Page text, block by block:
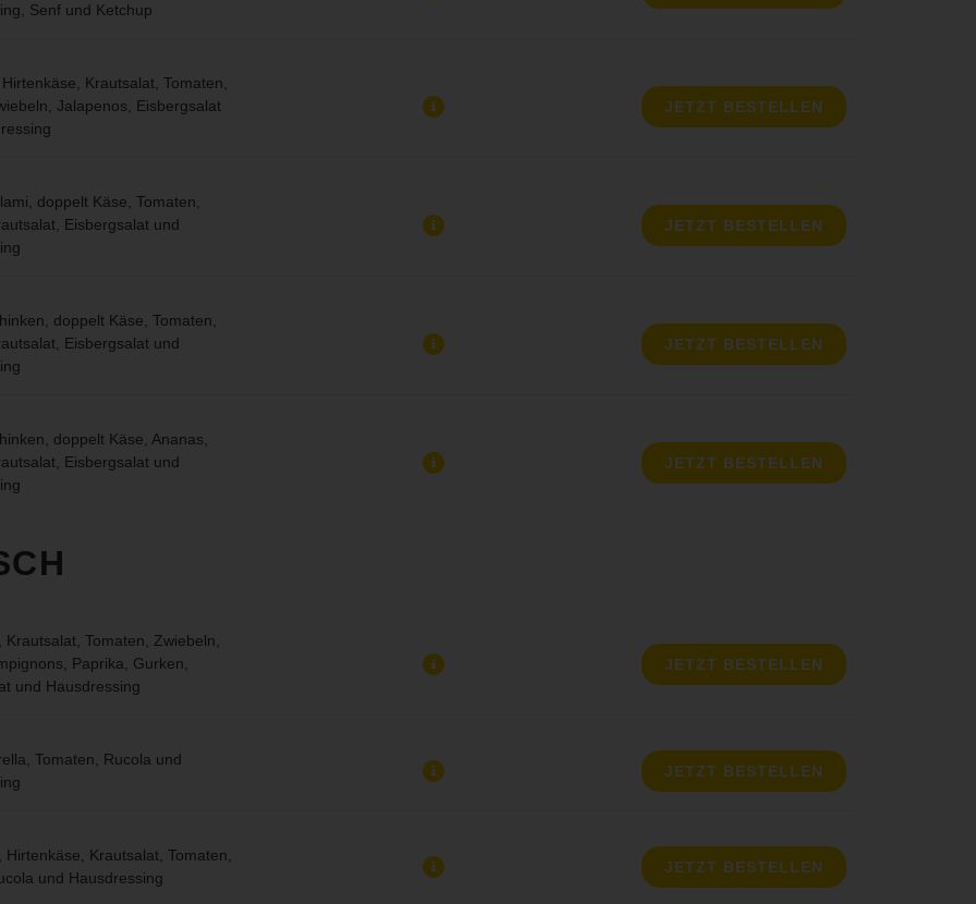
Senf und Ketchup
Krautsalat, Tomaten,
Jalapenos, Eisbergsalat
JETZT BESTELLEN
doppelt Käse, Tomaten,
Eisbergsalat und
JETZT BESTELLEN
doppelt Käse, Tomaten,
Eisbergsalat und
JETZT BESTELLEN
doppelt Käse, Ananas,
Eisbergsalat und
JETZT BESTELLEN
Krautsalat, Tomaten, Zwiebeln,
Paprika, Gurken,
und Hausdressing
JETZT BESTELLEN
Tomaten, Rucola und
JETZT BESTELLEN
Hirtenkäse, Krautsalat, Tomaten,
und Hausdressing
JETZT BESTELLEN